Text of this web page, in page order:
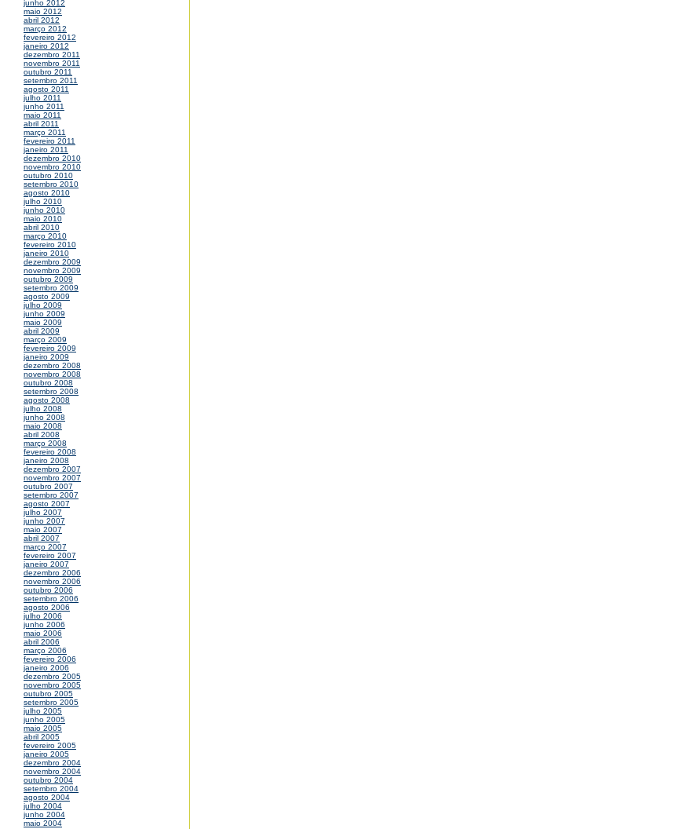
junho 2012
maio 2012
abril 2012
março 2012
fevereiro 2012
janeiro 2012
dezembro 2011
novembro 2011
outubro 2011
setembro 2011
agosto 2011
julho 2011
junho 2011
maio 2011
abril 2011
março 2011
fevereiro 2011
janeiro 2011
dezembro 2010
novembro 2010
outubro 2010
setembro 2010
agosto 2010
julho 2010
junho 2010
maio 2010
abril 2010
março 2010
fevereiro 2010
janeiro 2010
dezembro 2009
novembro 2009
outubro 2009
setembro 2009
agosto 2009
julho 2009
junho 2009
maio 2009
abril 2009
março 2009
fevereiro 2009
janeiro 2009
dezembro 2008
novembro 2008
outubro 2008
setembro 2008
agosto 2008
julho 2008
junho 2008
maio 2008
abril 2008
março 2008
fevereiro 2008
janeiro 2008
dezembro 2007
novembro 2007
outubro 2007
setembro 2007
agosto 2007
julho 2007
junho 2007
maio 2007
abril 2007
março 2007
fevereiro 2007
janeiro 2007
dezembro 2006
novembro 2006
outubro 2006
setembro 2006
agosto 2006
julho 2006
junho 2006
maio 2006
abril 2006
março 2006
fevereiro 2006
janeiro 2006
dezembro 2005
novembro 2005
outubro 2005
setembro 2005
julho 2005
junho 2005
maio 2005
abril 2005
fevereiro 2005
janeiro 2005
dezembro 2004
novembro 2004
outubro 2004
setembro 2004
agosto 2004
julho 2004
junho 2004
maio 2004